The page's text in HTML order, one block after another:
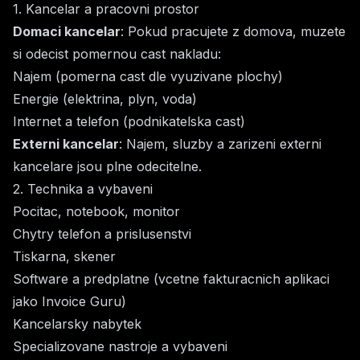
1. Kancelar a pracovni prostor
Domaci kancelar: Pokud pracujete z domova, muzete
si odecist pomernou cast nakladu:
Najem (pomerna cast dle vyuzivane plochy)
Energie (elektrina, plyn, voda)
Internet a telefon (podnikatelska cast)
Externi kancelar: Najem, sluzby a zarizeni externi
kancelare jsou plne odecitelne.
2. Technika a vybaveni
Pocitac, notebook, monitor
Chytry telefon a prislusenstvi
Tiskarna, skener
Software a predplatne (vcetne fakturacnich aplikaci
jako Invoice Guru)
Kancelarsky nabytek
Specializovane nastroje a vybaveni